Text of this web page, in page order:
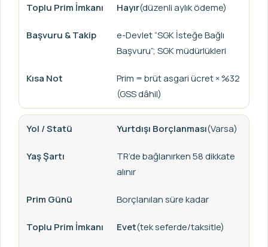
Hayır(düzenli aylık ödeme)
e-Devlet “SGK İsteğe Bağlı
Başvuru”; SGK müdürlükleri
Prim = brüt asgari ücret × %32
(GSS dâhil)
Yurtdışı Borçlanması(Varsa)
TR’de bağlanırken 58 dikkate
alınır
Borçlanılan süre kadar
Evet(tek seferde/taksitle)